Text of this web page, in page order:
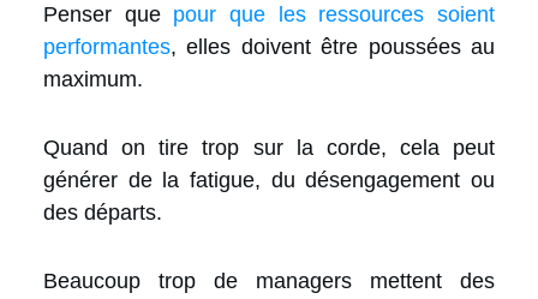
Penser que pour que les ressources soient
performantes, elles doivent être poussées au
maximum.
Quand on tire trop sur la corde, cela peut
générer de la fatigue, du désengagement ou
des départs.
Beaucoup trop de managers mettent des